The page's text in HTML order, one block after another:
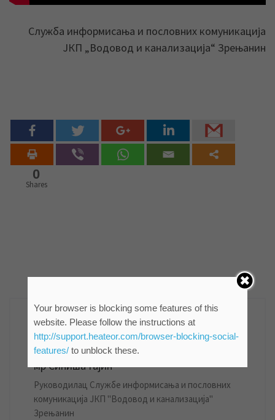
Служба информисања и пословних комуникација
ЈКП „Водовод и канализација“ Зрењанин
0
Shares
мр Синиша Гајин
Руководилац Службе информисања и пословних
комуникација ЈКП "Водовод и канализација"
Зрењанин
Your browser is blocking some features of this
website. Please follow the instructions at
http://support.heateor.com/browser-blocking-social-
features/to unblock these.